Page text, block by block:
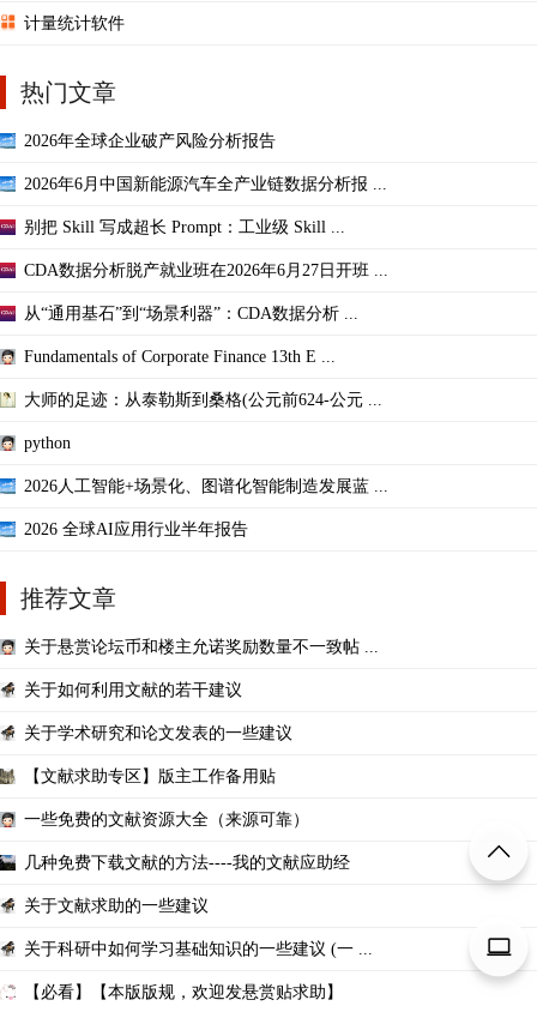
计量统计软件
热门文章
2026年全球企业破产风险分析报告
2026年6月中国新能源汽车全产业链数据分析报 ...
别把 Skill 写成超长 Prompt：工业级 Skill ...
CDA数据分析脱产就业班在2026年6月27日开班 ...
从“通用基石”到“场景利器”：CDA数据分析 ...
Fundamentals of Corporate Finance 13th E ...
大师的足迹：从泰勒斯到桑格(公元前624-公元 ...
python
2026人工智能+场景化、图谱化智能制造发展蓝 ...
2026 全球AI应用行业半年报告
推荐文章
关于悬赏论坛币和楼主允诺奖励数量不一致帖 ...
关于如何利用文献的若干建议
关于学术研究和论文发表的一些建议
【文献求助专区】版主工作备用贴
一些免费的文献资源大全（来源可靠）
几种免费下载文献的方法----我的文献应助经
关于文献求助的一些建议
关于科研中如何学习基础知识的一些建议 (一 ...
【必看】【本版版规，欢迎发悬赏贴求助】